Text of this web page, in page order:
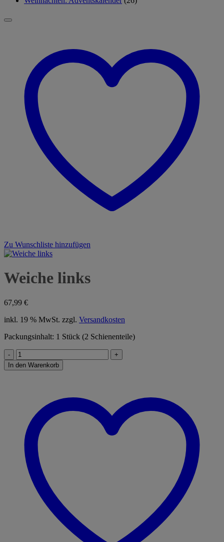
Zu Wunschliste hinzufügen
Weiche links
67,99 €
inkl. 19 % MwSt. zzgl. Versandkosten
Packungsinhalt: 1 Stück (2 Schienenteile)
Weiche
links
Menge
In den Warenkorb